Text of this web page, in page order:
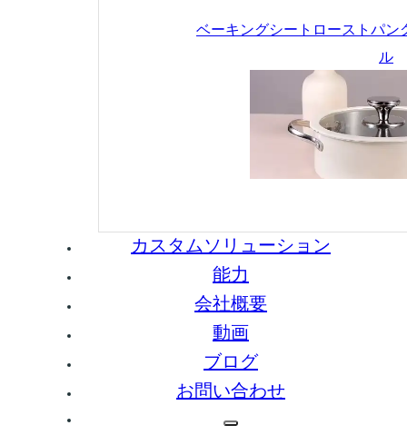
ベーキングシート ローストパン
ル
カスタムソリューション
能力
会社概要
動画
ブログ
お問い合わせ